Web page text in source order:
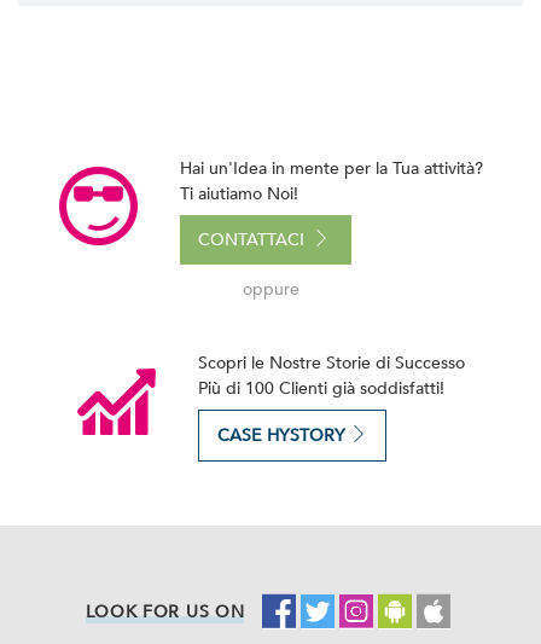
Hai un'Idea in mente per la Tua attività?
Ti aiutiamo Noi!
CONTATTACI
oppure
Scopri le Nostre Storie di Successo
Più di 100 Clienti già soddisfatti!
CASE HYSTORY
LOOK FOR US ON